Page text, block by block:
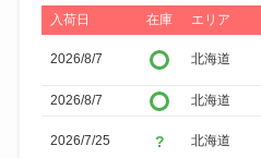
リ
ア
で
絞
込
入荷日 在庫 エリア
2026/8/7 北海道
2026/8/7
北海道
2026/7/25 北海道